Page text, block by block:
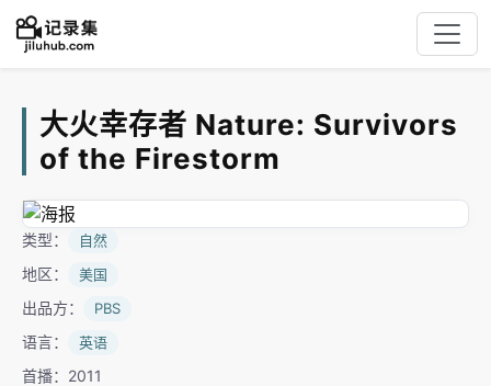
大火幸存者 Nature: Survivors
of the Firestorm
类型： 自然
地区： 美国
出品方： PBS
语言： 英语
首播：2011